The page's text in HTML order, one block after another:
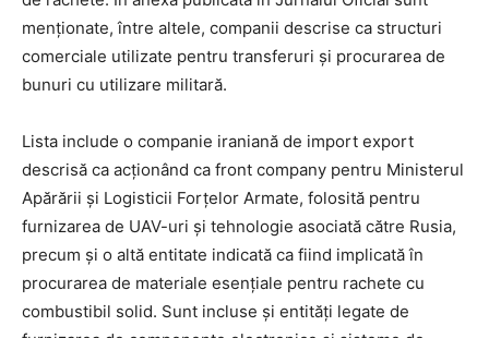
menționate, între altele, companii descrise ca structuri
comerciale utilizate pentru transferuri și procurarea de
bunuri cu utilizare militară.
Lista include o companie iraniană de import export
descrisă ca acționând ca front company pentru Ministerul
Apărării și Logisticii Forțelor Armate, folosită pentru
furnizarea de UAV-uri și tehnologie asociată către Rusia,
precum și o altă entitate indicată ca fiind implicată în
procurarea de materiale esențiale pentru rachete cu
combustibil solid. Sunt incluse și entități legate de